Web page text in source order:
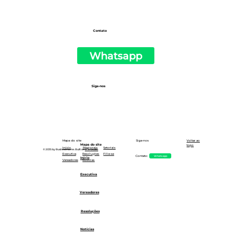
© 2035 by Business Name. Built onWix Studio
Mapa do site
Início Regionais
Setoriais
Executiva
Resoluções
Filie-se
Vereadores
Notícias
Siga-nos
Contato: Whatsapp
Voltar ao
topo
Executiva
Início
Mapa do site
Vereadores
Notícias
Resoluções
Contato
Whatsapp
Siga-nos